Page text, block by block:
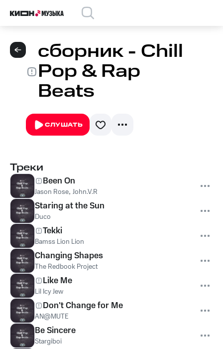
сборник - Chill
Pop & Rap
Beats
СЛУШАТЬ
Треки
Been On
Jason Rose, John.V.R
Staring at the Sun
Duco
Tekki
Bamss Lion Lion
Changing Shapes
The Redbook Project
Like Me
Lil Icy Jew
Don't Change for Me
AN@MUTE
Be Sincere
Stargiboi